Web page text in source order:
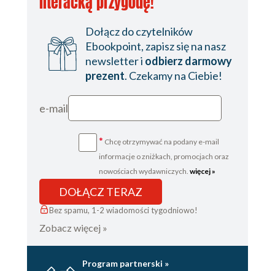
Dołącz do czytelników
Ebookpoint, zapisz się na nasz
newsletter i odbierz darmowy
prezent. Czekamy na Ciebie!
e-mail
* Chcę otrzymywać na podany e-mail
informacje o zniżkach, promocjach oraz
nowościach wydawniczych. więcej »
DOŁĄCZ TERAZ
Bez spamu, 1-2 wiadomości tygodniowo!
Zobacz więcej »
Program partnerski »